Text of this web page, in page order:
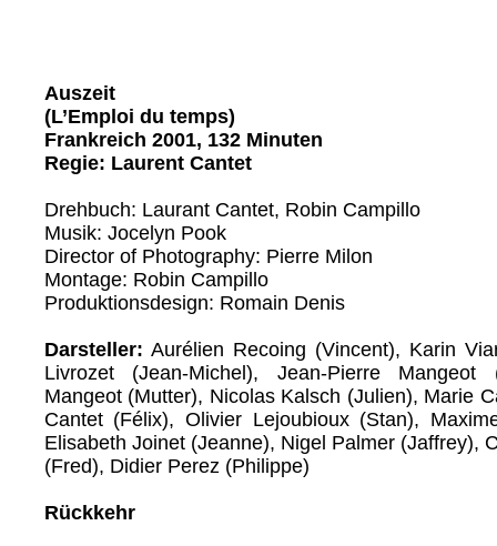
Auszeit
(L’Emploi du temps)
Frankreich 2001, 132 Minuten
Regie: Laurent Cantet
Drehbuch: Laurant Cantet, Robin Campillo
Musik: Jocelyn Pook
Director of Photography: Pierre Milon
Montage: Robin Campillo
Produktionsdesign: Romain Denis
Darsteller: Aurélien Recoing (Vincent), Karin
Livrozet (Jean-Michel), Jean-Pierre Mangeot
Mangeot (Mutter), Nicolas Kalsch (Julien), Marie
Cantet (Félix), Olivier Lejoubioux (Stan),
Elisabeth Joinet (Jeanne), Nigel Palmer (Jaffrey),
(Fred), Didier Perez (Philippe)
Rückkehr